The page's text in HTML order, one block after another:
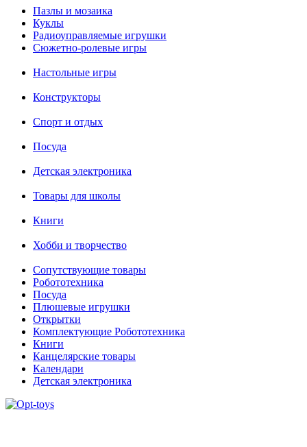
Пазлы и мозаика
Куклы
Радиоуправляемые игрушки
Сюжетно-ролевые игры
Настольные игры
Конструкторы
Спорт и отдых
Посуда
Детская электроника
Товары для школы
Книги
Хобби и творчество
Сопутствующие товары
Робототехника
Посуда
Плюшевые игрушки
Открытки
Комплектующие Робототехника
Книги
Канцелярские товары
Календари
Детская электроника